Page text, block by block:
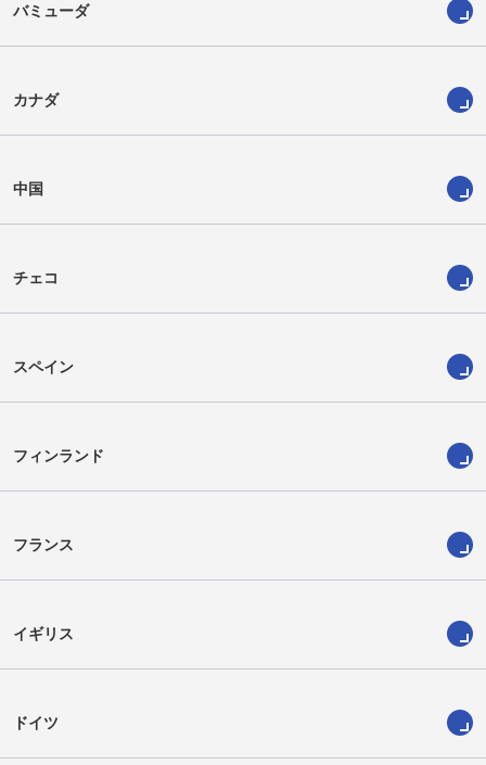
バミューダ
カナダ
中国
チェコ
スペイン
フィンランド
フランス
イギリス
ドイツ